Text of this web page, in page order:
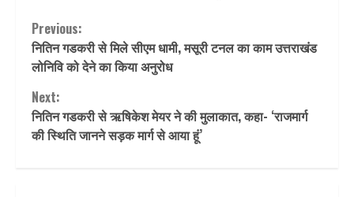
Continue
Reading
Previous:
नितिन गडकरी से मिले सीएम धामी, मसूरी टनल का काम उत्तराखंड
लोनिवि को देने का किया अनुरोध
Next:
नितिन गडकरी से ऋषिकेश मेयर ने की मुलाकात, कहा- ‘राजमार्ग
की स्थिति जानने सड़क मार्ग से आया हूं’